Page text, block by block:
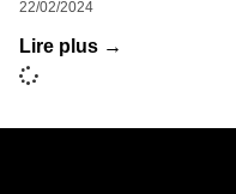
22/02/2024
Lire plus →